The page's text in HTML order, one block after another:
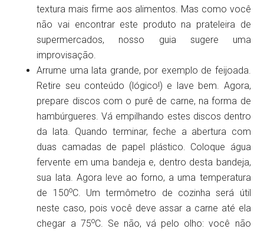
textura mais firme aos alimentos. Mas como você
não vai encontrar este produto na prateleira de
supermercados, nosso guia sugere uma
improvisação.
Arrume uma lata grande, por exemplo de feijoada.
Retire seu conteúdo (lógico!) e lave bem. Agora,
prepare discos com o purê de carne, na forma de
hambúrgueres. Vá empilhando estes discos dentro
da lata. Quando terminar, feche a abertura com
duas camadas de papel plástico. Coloque água
fervente em uma bandeja e, dentro desta bandeja,
sua lata. Agora leve ao forno, a uma temperatura
de 150oC. Um termômetro de cozinha será útil
neste caso, pois você deve assar a carne até ela
chegar a 75oC. Se não, vá pelo olho: você não